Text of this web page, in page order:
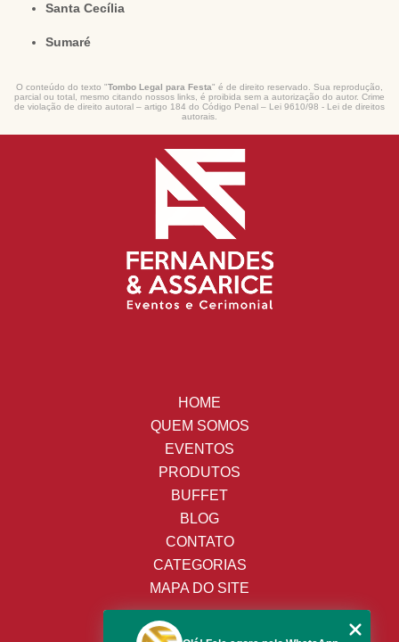
Santa Cecília
Sumaré
O conteúdo do texto "Tombo Legal para Festa" é de direito reservado. Sua reprodução,
parcial ou total, mesmo citando nossos links, é proibida sem a autorização do autor. Crime
de violação de direito autoral – artigo 184 do Código Penal – Lei 9610/98 - Lei de direitos
autorais
HOME
QUEM SOMOS
EVENTOS
PRODUTOS
BUFFET
BLOG
CONTATO
CATEGORIAS
MAPA DO SITE